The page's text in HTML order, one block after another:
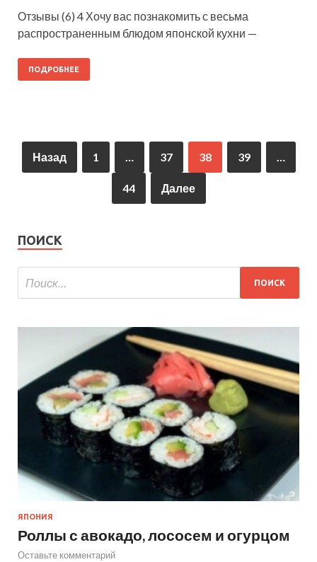
Отзывы (6) 4 Хочу вас познакомить с весьма
распространенным блюдом японской кухни —
ПОДРОБНЕЕ
Назад 1 … 37 38 39 …
44 Далее
ПОИСК
ЯПОНИЯ
Роллы с авокадо, лососем и огурцом
Оставьте комментарий